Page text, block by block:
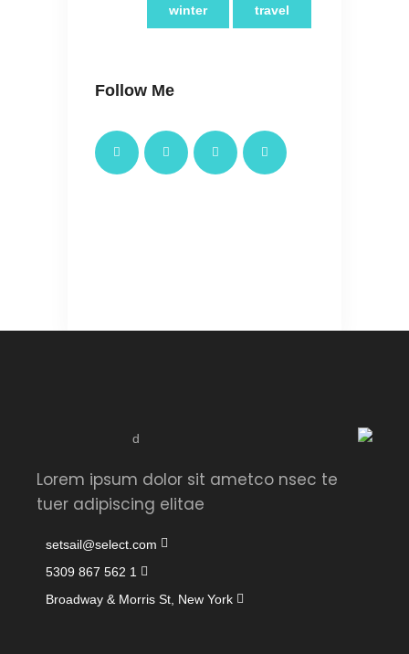
travel
winter
Follow Me
Lorem ipsum dolor sit ametco nsec te
tuer adipiscing elitae
setsail@select.com
1 562 867 5309
Broadway & Morris St, New York